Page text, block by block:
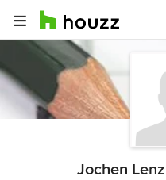
Jochen